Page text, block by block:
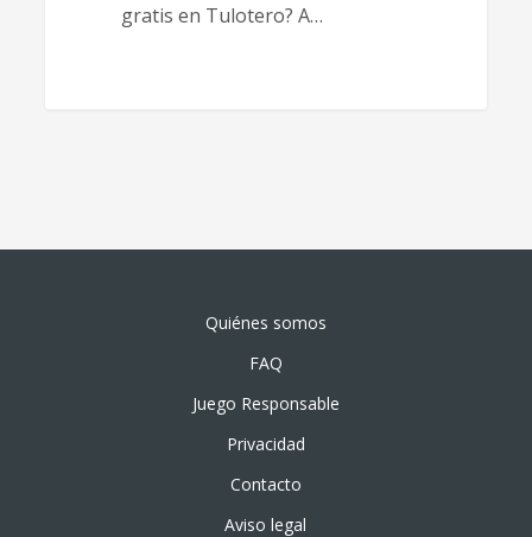
gratis en Tulotero? A…
Quiénes somos
FAQ
Juego Responsable
Privacidad
Contacto
Aviso legal